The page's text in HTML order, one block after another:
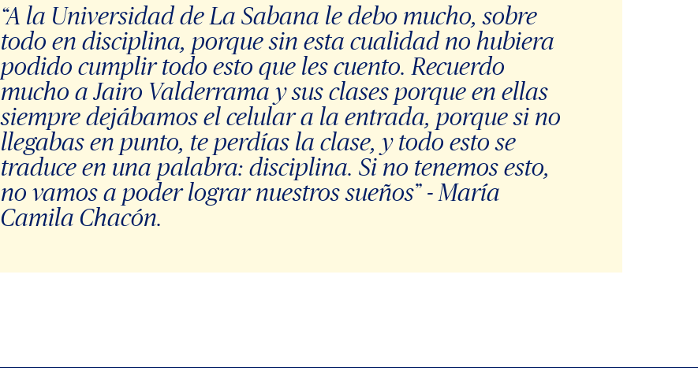
“A la Universidad de La Sabana le debo mucho, sobre
todo en disciplina, porque sin esta cualidad no hubiera
podido cumplir todo esto que les cuento. Recuerdo
mucho a Jairo Valderrama y sus clases porque en ellas
siempre dejábamos el celular a la entrada, porque si no
llegabas en punto, te perdías la clase, y todo esto se
traduce en una palabra: disciplina. Si no tenemos esto,
no vamos a poder lograr nuestros sueños” - María
Camila Chacón.